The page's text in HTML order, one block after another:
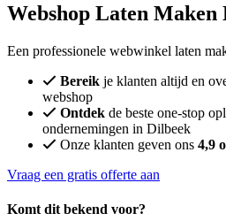
Webshop Laten Maken
Een professionele webwinkel laten
Bereik je klanten altijd en
webshop
Ontdek de beste one-stop
ondernemingen in Dilbeek
Onze klanten geven ons 4,9
Vraag een gratis offerte aan
Komt dit bekend voor?